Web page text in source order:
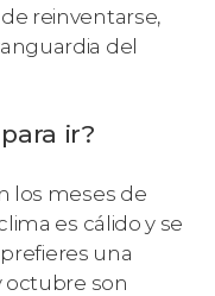
reinventarse,
del
ir?
los meses de
es cálido y se
una
octubre son